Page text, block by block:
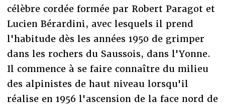
célèbre cordée formée par Robert Paragot et
Lucien Bérardini, avec lesquels il prend
l'habitude dès les années 1950 de grimper
dans les rochers du Saussois, dans l'Yonne.
Il commence à se faire connaître du milieu
des alpinistes de haut niveau lorsqu'il
réalise en 1956 l'ascension de la face nord de